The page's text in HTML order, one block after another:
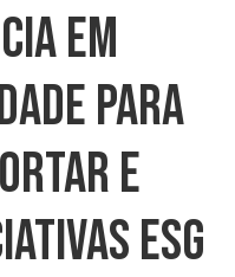
Em
Para
E
ESG